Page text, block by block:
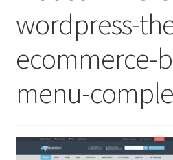
wordpress-
ecommerce-
menu-